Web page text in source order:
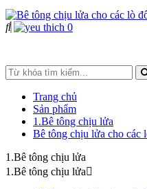
0
Trang chủ
Sản phẩm
1.Bê tông chịu lửa
Bê tông chịu lửa cho các
1.Bê tông chịu lửa
1.Bê tông chịu lửa